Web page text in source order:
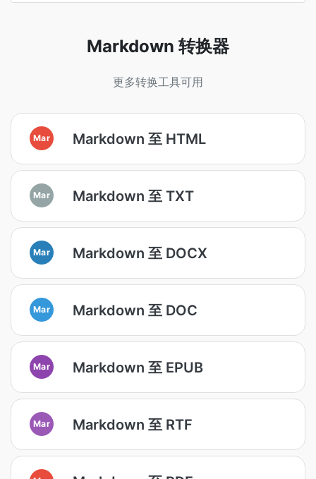
Markdown 转换器
更多转换工具可用
Mar Markdown 至 HTML
Mar Markdown 至 TXT
Mar Markdown 至 DOCX
Mar Markdown 至 DOC
Mar Markdown 至 EPUB
Mar Markdown 至 RTF